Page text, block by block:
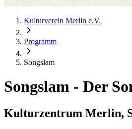
Kulturverein Merlin e.V.
Programm
Songslam
Songslam - Der
Kulturzentrum Merlin,